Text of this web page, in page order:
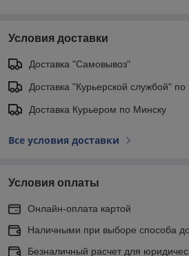
Условия доставки
Доставка "Самовывоз"
Доставка "Курьерской службой" по
Доставка Курьером по Минску
Все условия доставки
Условия оплаты
Онлайн-оплата картой
Наличными при выборе способа
Безналичный расчет для